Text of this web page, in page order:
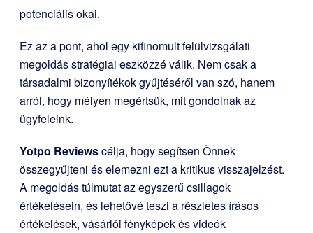
potenciális okai.
Ez az a pont, ahol egy kifinomult felülvizsgálati
megoldás stratégiai eszközzé válik. Nem csak a
társadalmi bizonyítékok gyűjtéséről van szó, hanem
arról, hogy mélyen megértsük, mit gondolnak az
ügyfeleink.
Yotpo Reviewscélja, hogy segítsen Önnek
összegyűjteni és elemezni ezt a kritikus visszajelzést.
A megoldás túlmutat az egyszerű csillagok
értékelésein, és lehetővé teszi a részletes írásos
értékelések, vásárlói fényképek és videók